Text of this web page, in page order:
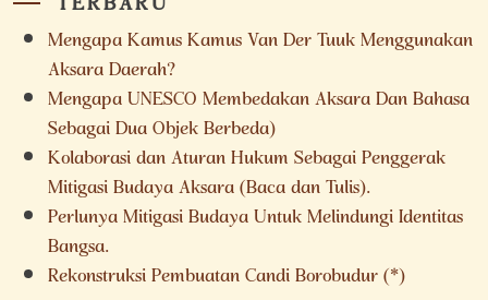
Mengapa Kamus Kamus Van Der Tuuk Menggunakan
Aksara Daerah?
Mengapa UNESCO Membedakan Aksara Dan Bahasa
Sebagai Dua Objek Berbeda)
Kolaborasi dan Aturan Hukum Sebagai Penggerak
Mitigasi Budaya Aksara (Baca dan Tulis).
Perlunya Mitigasi Budaya Untuk Melindungi Identitas
Bangsa.
Rekonstruksi Pembuatan Candi Borobudur (*)